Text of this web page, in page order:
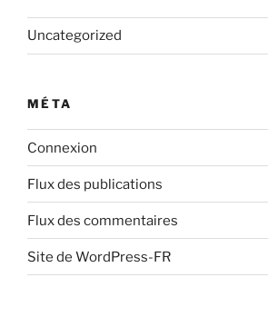
Uncategorized
MÉTA
Connexion
Flux des publications
Flux des commentaires
Site de WordPress-FR